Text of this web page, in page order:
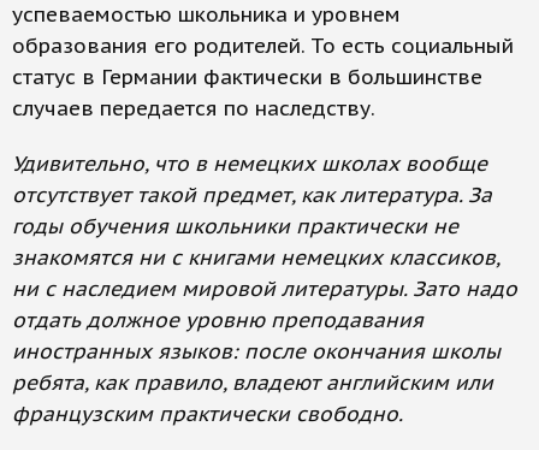
успеваемостью школьника и уровнем
образования его родителей. То есть социальный
статус в Германии фактически в большинстве
случаев передается по наследству.
Удивительно, что в немецких школах вообще
отсутствует такой предмет, как литература. За
годы обучения школьники практически не
знакомятся ни с книгами немецких классиков,
ни с наследием мировой литературы. Зато надо
отдать должное уровню преподавания
иностранных языков: после окончания школы
ребята, как правило, владеют английским или
французским практически свободно.